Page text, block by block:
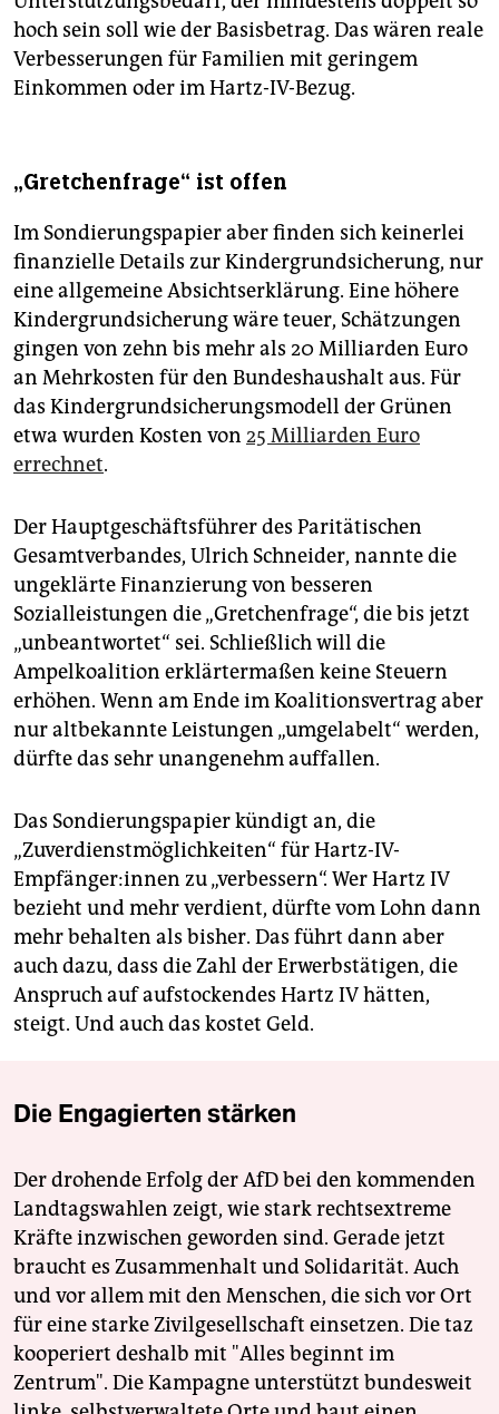
hoch sein soll wie der Basisbetrag. Das wären reale
Verbesserungen für Familien mit geringem
Einkommen oder im Hartz-IV-Bezug.
„Gretchenfrage“ ist offen
Im Sondierungspapier aber finden sich keinerlei
finanzielle Details zur Kindergrundsicherung, nur
eine allgemeine Absichtserklärung. Eine höhere
Kindergrundsicherung wäre teuer, Schätzungen
gingen von zehn bis mehr als 20 Milliarden Euro
an Mehrkosten für den Bundeshaushalt aus. Für
das Kindergrundsicherungsmodell der Grünen
etwa wurden Kosten von 25 Milliarden Euro
errechnet.
Der Hauptgeschäftsführer des Paritätischen
Gesamtverbandes, Ulrich Schneider, nannte die
ungeklärte Finanzierung von besseren
Sozialleistungen die „Gretchenfrage“, die bis jetzt
„unbeantwortet“ sei. Schließlich will die
Ampelkoalition erklärtermaßen keine ­Steuern
erhöhen. Wenn am Ende im Koalitionsvertrag aber
nur altbekannte Leistungen „umgelabelt“ werden,
dürfte das sehr unangenehm auffallen.
Das Sondierungspapier kündigt an, die
„Zuverdienstmöglichkeiten“ für Hartz-IV-
Empfänger:innen zu „verbessern“. Wer Hartz IV
bezieht und mehr verdient, dürfte vom Lohn dann
mehr behalten als bisher. Das führt dann aber
auch dazu, dass die Zahl der Erwerbstätigen, die
Anspruch auf aufstockendes Hartz IV hätten,
steigt. Und auch das kostet Geld.
Die Engagierten stärken
Der drohende Erfolg der AfD bei den kommenden
Landtagswahlen zeigt, wie stark rechtsextreme
Kräfte inzwischen geworden sind. Gerade jetzt
braucht es Zusammenhalt und Solidarität. Auch
und vor allem mit den Menschen, die sich vor Ort
für eine starke Zivilgesellschaft einsetzen. Die taz
kooperiert deshalb mit "Alles beginnt im
Zentrum". Die Kampagne unterstützt bundesweit